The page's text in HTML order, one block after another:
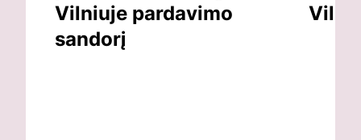
Vilniuje pardavimo
sandorį